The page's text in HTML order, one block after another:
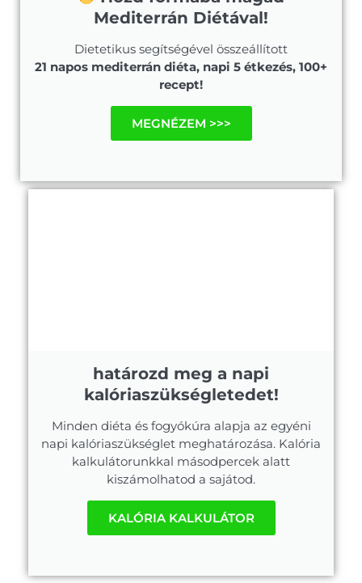
Mediterrán Diétával!
Dietetikus segítségével összeállított
21 napos mediterrán diéta, napi 5 étkezés, 100+
recept!
MEGNÉZEM >>>
határozd meg a napi
kalóriaszükségletedet!
Minden diéta és fogyókúra alapja az egyéni
napi kalóriaszükséglet meghatározása. Kalória
kalkulátorunkkal másodpercek alatt
kiszámolhatod a sajátod.
KALÓRIA KALKULÁTOR